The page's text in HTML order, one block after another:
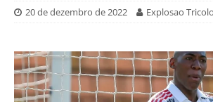
20 de dezembro de 2022 Explosao